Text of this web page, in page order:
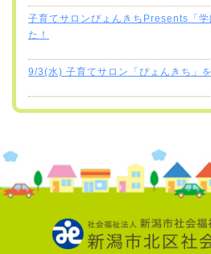
子育てサロンぴょんきちPresents「学
た！
9/3(水) 子育てサロン「ぴょんきち」